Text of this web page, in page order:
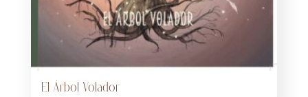
El Árbol Volador